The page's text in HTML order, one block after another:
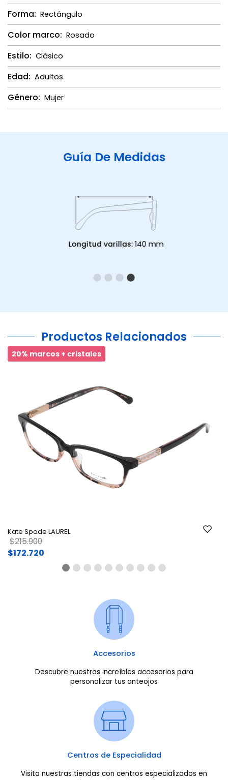
Forma: Rectángulo
Color marco: Rosado
Estilo: Clásico
Edad: Adultos
Género: Mujer
Guía De Medidas
Longitud varillas: 140 mm
Productos Relacionados
20% marcos + cristales
Kate Spade LAUREL
Price reduced from
$215.900to
$172.720
Accesorios
Descubre nuestros increíbles accesorios para
personalizar tus anteojos
Centros de Especialidad
Visita nuestras tiendas con centros especializados en